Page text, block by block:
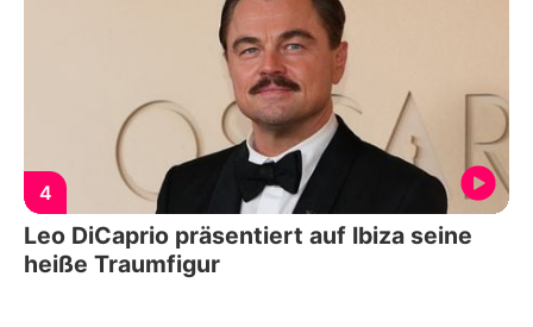
4
Leo DiCaprio präsentiert auf Ibiza seine
heiße Traumfigur